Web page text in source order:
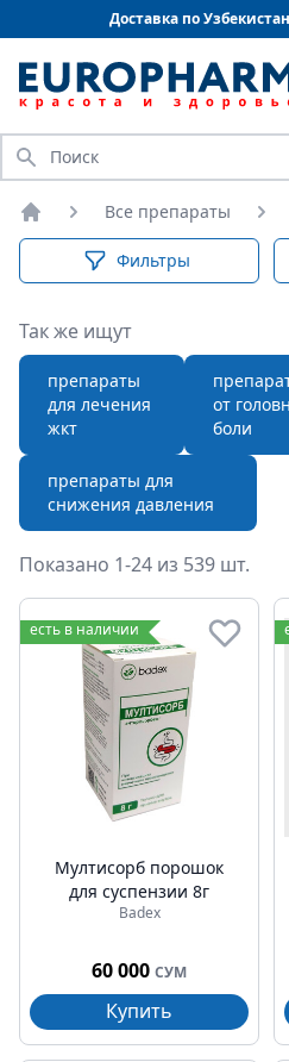
Доставка по
Искать
Главная
Все препараты
Фильтры
Так же ищут
препараты
для лечения
жкт
от
боли
препараты для
снижения давления
Показано 1-24 из 539 шт.
Средства для желудка
есть в наличии
Мултисорб порошок
для суспензии 8г
Badex
60 000 СУМ
Купить